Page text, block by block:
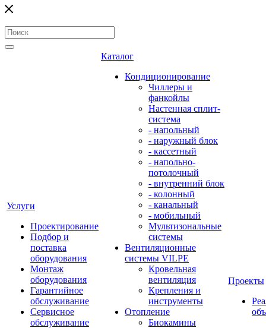
Услуги
Проектирование
Подбор и
поставка
оборудования
Монтаж
оборудования
Гарантийное
обслуживание
Сервисное
обслуживание
Каталог
Кондиционирование
Чиллеры и
фанкойлы
Настенная сплит-
система
- напольный
- наружный блок
- кассетный
- напольно-
потолочный
- внутренний блок
- колонный
- канальный
- мобильный
Мультизональные
системы
Вентиляционные
системы VILPE
Кровельная
вентиляция
Крепления и
инструменты
Отопление
Биокамины
Проекты